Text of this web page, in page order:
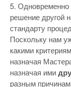
5. Одновременно
решение другой
стандарту
Поскольку нам
какими
назначая
назначая ими
разным